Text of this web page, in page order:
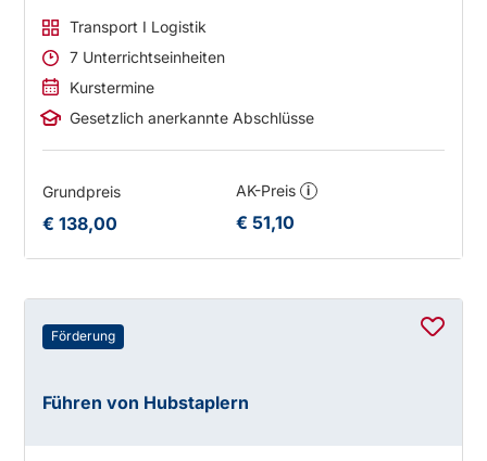
Transport I Logistik
7 Unterrichtseinheiten
Kurstermine
Gesetzlich anerkannte Abschlüsse
Grundpreis
€ 138,00
AK-Preis i
€ 51,10
Förderung
Führen von Hubstaplern